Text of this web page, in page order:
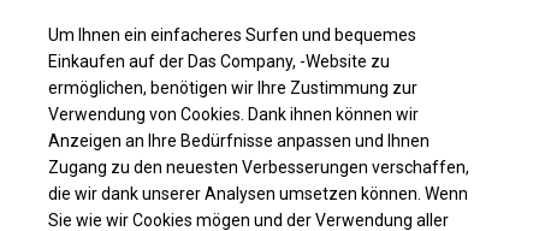
Einzelheiten ansehen
Um Ihnen ein einfacheres Surfen und bequemes
Einkaufen auf der Das Company, -Website zu
ermöglichen, benötigen wir Ihre Zustimmung zur
Verwendung von Cookies. Dank ihnen können wir
Anzeigen an Ihre Bedürfnisse anpassen und Ihnen
Zugang zu den neuesten Verbesserungen verschaffen,
die wir dank unserer Analysen umsetzen können. Wenn
Sie wie wir Cookies mögen und der Verwendung aller